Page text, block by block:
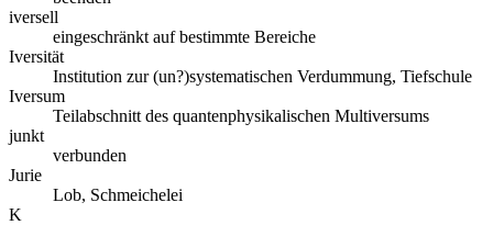
iversell
eingeschränkt auf bestimmte Bereiche
Iversität
Institution zur (un?)systematischen Verdummung, Tiefschule
Iversum
Teilabschnitt des quantenphysikalischen Multiversums
junkt
verbunden
Jurie
Lob, Schmeichelei
K